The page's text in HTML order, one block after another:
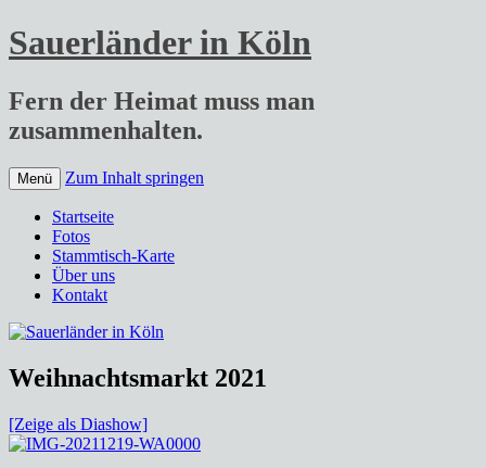
Sauerländer in Köln
Fern der Heimat muss man
zusammenhalten.
Menü Zum Inhalt springen
Startseite
Fotos
Stammtisch-Karte
Über uns
Kontakt
Weihnachtsmarkt 2021
[Zeige als Diashow]